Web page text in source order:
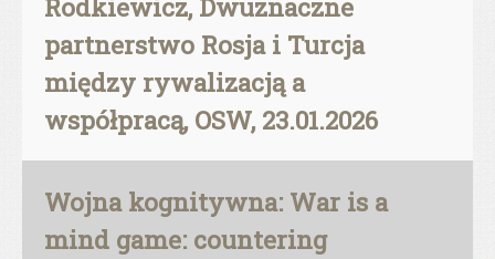
Rodkiewicz, Dwuznaczne
partnerstwo Rosja i Turcja
między rywalizacją a
współpracą, OSW, 23.01.2026
Wojna kognitywna: War is a
mind game: countering